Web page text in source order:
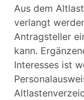
Aus dem
verlangt
Antragsteller
kann.
Interesses ist